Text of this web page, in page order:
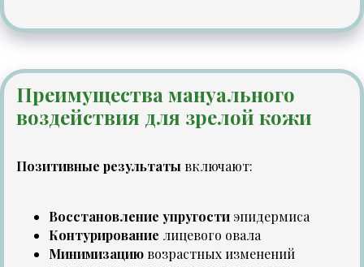
Преимущества мануального
воздействия для зрелой кожи
Позитивные результаты включают:
Восстановление упругости эпидермиса
Контурирование лицевого овала
Минимизацию возрастных изменений